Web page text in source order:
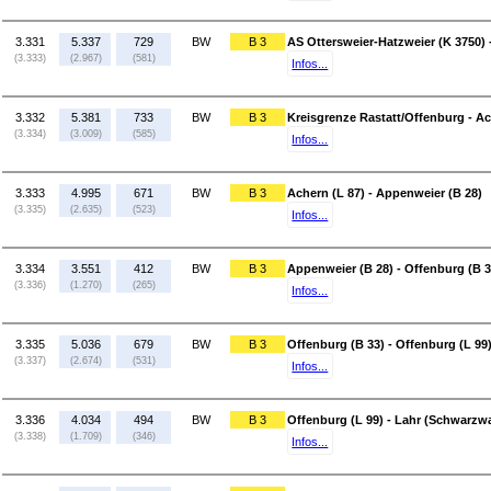
3.331
(3.333)
5.337
(2.967)
729
(581)
BW B 3
AS Ottersweier-Hatzweier (K
Infos...
3.332
(3.334)
5.381
(3.009)
733
(585)
BW B 3
Kreisgrenze Rastatt/Offenburg -
Infos...
3.333
(3.335)
4.995
(2.635)
671
(523)
BW B 3
Achern (L 87) - Appenweier (B 28)
Infos...
3.334
(3.336)
3.551
(1.270)
412
(265)
BW B 3
Appenweier (B 28) - Offenburg (B
Infos...
3.335
(3.337)
5.036
(2.674)
679
(531)
BW B 3
Offenburg (B 33) - Offenburg (L 99)
Infos...
3.336
(3.338)
4.034
(1.709)
494
(346)
BW B 3
Offenburg (L 99) - Lahr
Infos...